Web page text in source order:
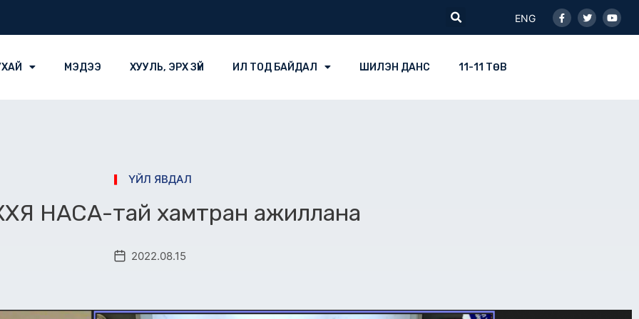
Search
ENG
f
МЭДЭЭ ХУУЛЬ, ЭРХ ЗҮЙ ИЛ ТОД БАЙДАЛ ШИЛЭН ДАНС 11-11 ТӨВ
ҮЙЛ ЯВДАЛ
НАСА-тай хамтран ажиллана
2022.08.15